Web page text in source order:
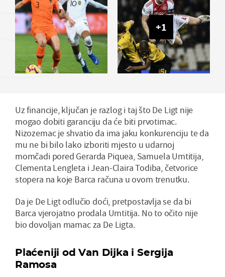
+1
Uz financije, ključan je razlog i taj što De Ligt nije
mogao dobiti garanciju da će biti prvotimac.
Nizozemac je shvatio da ima jaku konkurenciju te da
mu ne bi bilo lako izboriti mjesto u udarnoj
momčadi pored Gerarda Piquea, Samuela Umtitija,
Clementa Lengleta i Jean-Claira Todiba, četvorice
stopera na koje Barca računa u ovom trenutku.
Da je De Ligt odlučio doći, pretpostavlja se da bi
Barca vjerojatno prodala Umtitija. No to očito nije
bio dovoljan mamac za De Ligta.
Plaćeniji od Van Dijka i Sergija
Ramosa